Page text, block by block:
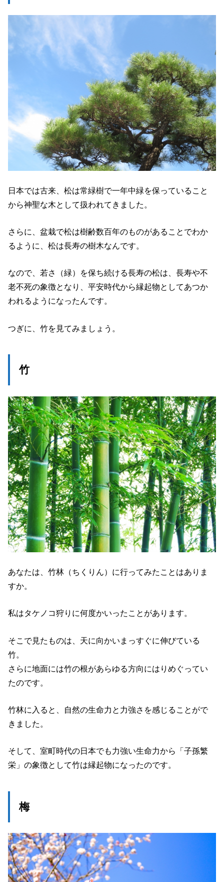
日本では古来、松は常緑樹で一年中緑を保っていること
から神聖な木として扱われてきました。
さらに、盆栽で松は樹齢数百年のものがあることでわか
るように、松は長寿の樹木なんです。
なので、若さ（緑）を保ち続ける長寿の松は、長寿や不
老不死の象徴となり、平安時代から縁起物としてあつか
われるようになったんです。
つぎに、竹を見てみましょう。
竹
あなたは、竹林（ちくりん）に行ってみたことはありま
すか。
私はタケノコ狩りに何度かいったことがあります。
そこで見たものは、天に向かいまっすぐに伸びている
竹。
さらに地面には竹の根があらゆる方向にはりめぐってい
たのです。
竹林に入ると、自然の生命力と力強さを感じることがで
きました。
そして、室町時代の日本でも力強い生命力から「子孫繁
栄」の象徴として竹は縁起物になったのです。
梅